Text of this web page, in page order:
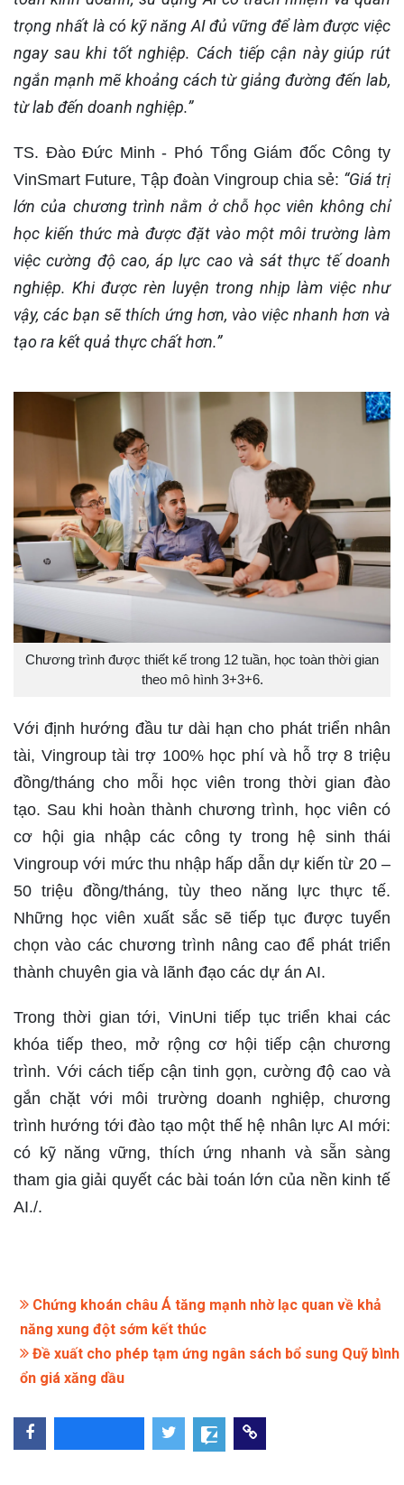
trọng nhất là có kỹ năng AI đủ vững để làm được việc
ngay sau khi tốt nghiệp. Cách tiếp cận này giúp rút
ngắn mạnh mẽ khoảng cách từ giảng đường đến lab,
từ lab đến doanh nghiệp.”
TS. Đào Đức Minh - Phó Tổng Giám đốc Công ty
VinSmart Future, Tập đoàn Vingroup chia sẻ: “Giá trị
lớn của chương trình nằm ở chỗ học viên không chỉ
học kiến thức mà được đặt vào một môi trường làm
việc cường độ cao, áp lực cao và sát thực tế doanh
nghiệp. Khi được rèn luyện trong nhịp làm việc như
vậy, các bạn sẽ thích ứng hơn, vào việc nhanh hơn và
tạo ra kết quả thực chất hơn.”
Chương trình được thiết kế trong 12 tuần, học toàn thời gian
theo mô hình 3+3+6.
Với định hướng đầu tư dài hạn cho phát triển nhân
tài, Vingroup tài trợ 100% học phí và hỗ trợ 8 triệu
đồng/tháng cho mỗi học viên trong thời gian đào
tạo. Sau khi hoàn thành chương trình, học viên có
cơ hội gia nhập các công ty trong hệ sinh thái
Vingroup với mức thu nhập hấp dẫn dự kiến từ 20 –
50 triệu đồng/tháng, tùy theo năng lực thực tế.
Những học viên xuất sắc sẽ tiếp tục được tuyển
chọn vào các chương trình nâng cao để phát triển
thành chuyên gia và lãnh đạo các dự án AI.
Trong thời gian tới, VinUni tiếp tục triển khai các
khóa tiếp theo, mở rộng cơ hội tiếp cận chương
trình. Với cách tiếp cận tinh gọn, cường độ cao và
gắn chặt với môi trường doanh nghiệp, chương
trình hướng tới đào tạo một thế hệ nhân lực AI mới:
có kỹ năng vững, thích ứng nhanh và sẵn sàng
tham gia giải quyết các bài toán lớn của nền kinh tế
AI./.
Chứng khoán châu Á tăng mạnh nhờ lạc quan về khả
năng xung đột sớm kết thúc
Đề xuất cho phép tạm ứng ngân sách bổ sung Quỹ bình
ổn giá xăng dầu